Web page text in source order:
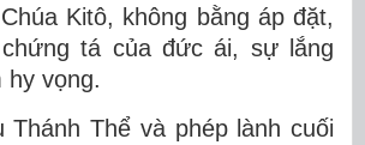
Kitô, không bằng áp đặt,
tá của đức ái, sự lắng
hy vọng.
Thánh Thể và phép lành cuối